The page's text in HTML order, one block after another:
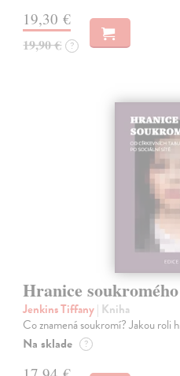
19,30 €
19,90 € ?
Hranice soukromého
Jenkins Tiffany| Kniha
Co znamená soukromí? Jakou roli
Na sklade ?